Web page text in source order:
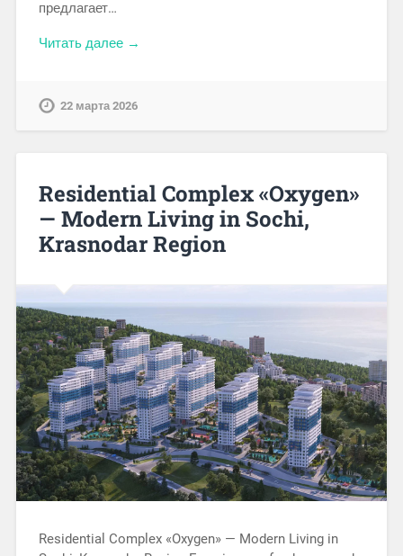
предлагает…
Читать далее →
22 марта 2026
Residential Complex «Oxygen»
— Modern Living in Sochi,
Krasnodar Region
Residential Complex «Oxygen» — Modern Living in